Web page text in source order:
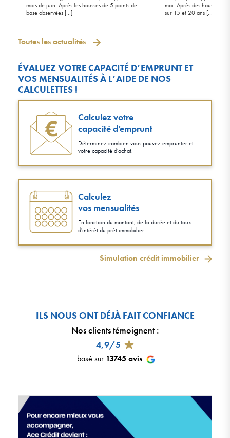
mois de juin. Après les hausses de 5 points de
base observées […]
mai. Après des hausses
sur 15 et 20 ans […]
Toutes les actualités
ÉVALUEZ VOTRE CAPACITÉ D’EMPRUNT ET
VOS MENSUALITÉS À L’AIDE DE NOS
CALCULETTES !
Calculez votre
capacité d’emprunt
Déterminez combien vous pouvez emprunter et
votre capacité d'achat.
Calculez
vos mensualités
En fonction du montant, de la durée et du taux
d'intérêt du prêt immobilier.
Simulation crédit immobilier
ILS NOUS ONT DÉJÀ FAIT CONFIANCE
Nos clients témoignent:
4,9/5
basé sur 13745 avis